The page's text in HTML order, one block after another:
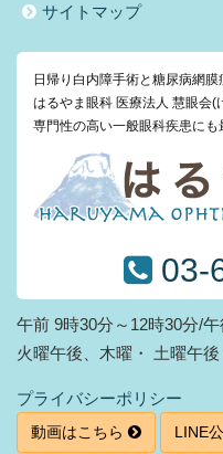
サイトマップ
日帰り白内障手術と糖尿病網
はるやま眼科 医療法人 慧眼会(
専門性の高い一般眼科疾患に
03-
午前 9時30分～12時30分/
火曜午後、木曜・ 土曜午
プライバシーポリシー
動画はこちら LINE